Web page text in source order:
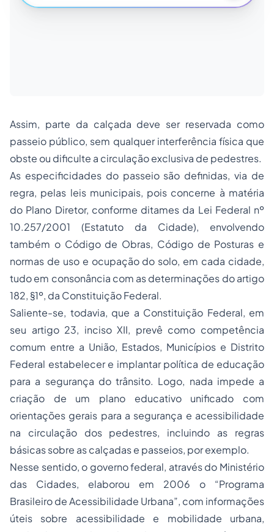
Assim, parte da calçada deve ser reservada como
passeio público, sem qualquer interferência física que
obste ou dificulte a circulação exclusiva de pedestres.
As especificidades do passeio são definidas, via de
regra, pelas leis municipais, pois concerne à matéria
do Plano Diretor, conforme ditames da Lei Federal nº
10.257/2001 (Estatuto da Cidade), envolvendo
também o Código de Obras, Código de Posturas e
normas de uso e ocupação do solo, em cada cidade,
tudo em consonância com as determinações do artigo
182, §1º, da Constituição Federal.
Saliente-se, todavia, que a Constituição Federal, em
seu artigo 23, inciso XII, prevê como competência
comum entre a União, Estados, Municípios e Distrito
Federal estabelecer e implantar política de educação
para a segurança do trânsito. Logo, nada impede a
criação de um plano educativo unificado com
orientações gerais para a segurança e acessibilidade
na circulação dos pedestres, incluindo as regras
básicas sobre as calçadas e passeios, por exemplo.
Nesse sentido, o governo federal, através do Ministério
das Cidades, elaborou em 2006 o “Programa
Brasileiro de Acessibilidade Urbana”, com informações
úteis sobre acessibilidade e mobilidade urbana,